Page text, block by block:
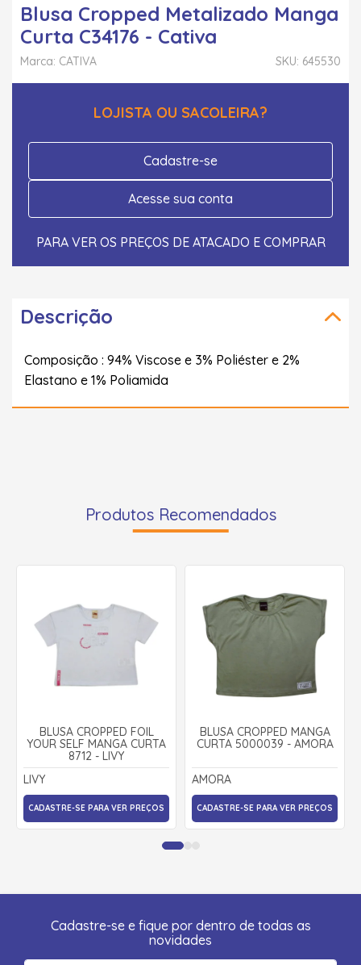
Blusa Cropped Metalizado Manga
Curta C34176 - Cativa
SKU: 645530
Marca: CATIVA
LOJISTA OU SACOLEIRA?
Cadastre-se
Acesse sua conta
PARA VER OS PREÇOS DE ATACADO E COMPRAR
Descrição
Composição : 94% Viscose e 3% Poliéster e 2%
Elastano e 1% Poliamida
Produtos Recomendados
BLUSA CROPPED FOIL
YOUR SELF MANGA CURTA
8712 - LIVY
LIVY
CADASTRE-SE PARA VER PREÇOS
BLUSA CROPPED MANGA
CURTA 5000039 - AMORA
AMORA
CADASTRE-SE PARA VER PREÇOS
Cadastre-se e fique por dentro de todas as
novidades